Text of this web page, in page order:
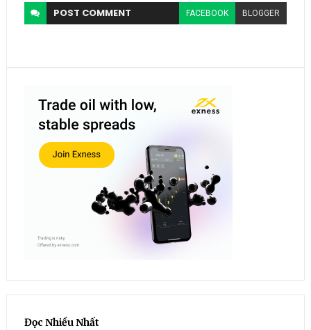
POST COMMENT FACEBOOK BLOGGER
Đọc Nhiều Nhất